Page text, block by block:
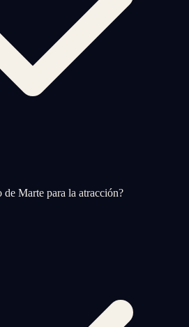
de Marte para la atracción?